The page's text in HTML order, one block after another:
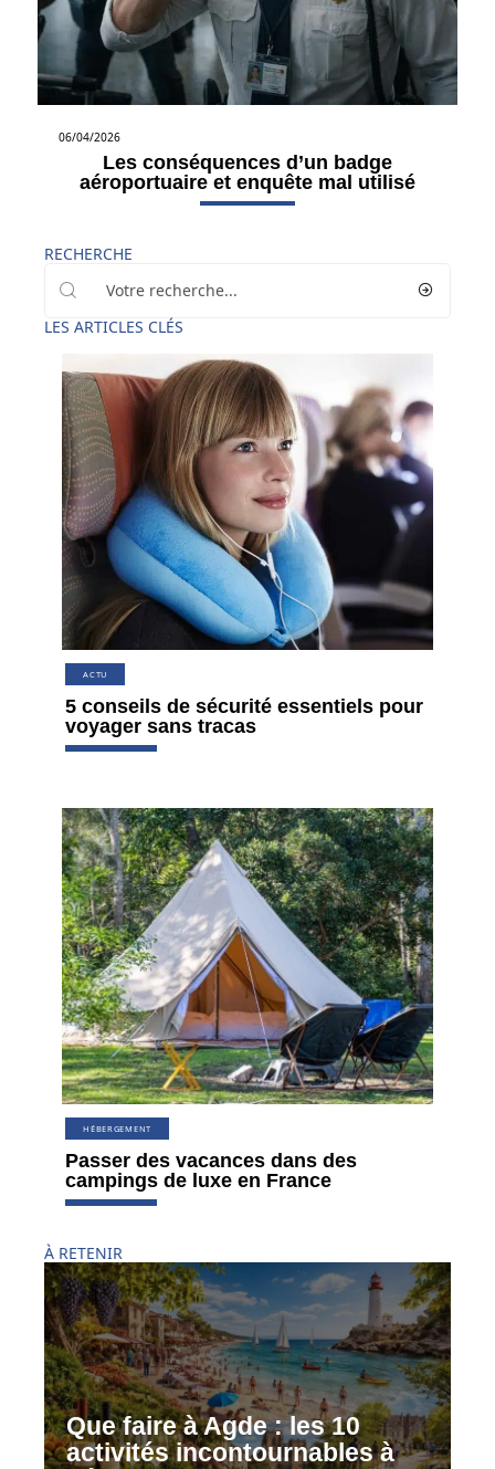
06/04/2026
Les conséquences d’un badge
aéroportuaire et enquête mal utilisé
RECHERCHE
LES ARTICLES CLÉS
ACTU
5 conseils de sécurité essentiels pour
voyager sans tracas
HÉBERGEMENT
Passer des vacances dans des
campings de luxe en France
À RETENIR
Que faire à Agde : les 10
activités incontournables à